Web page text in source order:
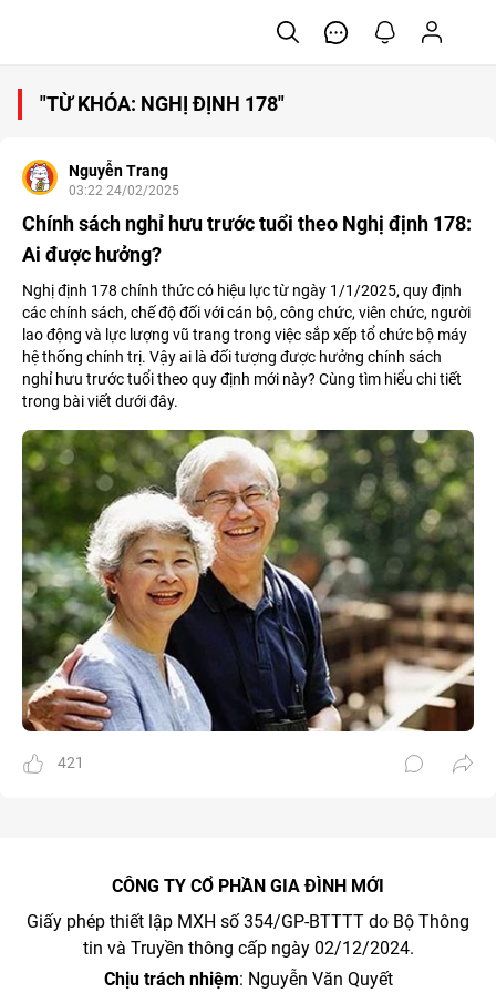
"TỪ KHÓA: NGHỊ ĐỊNH 178"
Nguyễn Trang
03:22 24/02/2025
Chính sách nghỉ hưu trước tuổi theo Nghị định 178:
Ai được hưởng?
Nghị định 178 chính thức có hiệu lực từ ngày 1/1/2025, quy định
các chính sách, chế độ đối với cán bộ, công chức, viên chức, người
lao động và lực lượng vũ trang trong việc sắp xếp tổ chức bộ máy
hệ thống chính trị. Vậy ai là đối tượng được hưởng chính sách
nghỉ hưu trước tuổi theo quy định mới này? Cùng tìm hiểu chi tiết
trong bài viết dưới đây.
421
CÔNG TY CỔ PHẦN GIA ĐÌNH MỚI
Giấy phép thiết lập MXH số 354/GP-BTTTT do Bộ Thông
tin và Truyền thông cấp ngày 02/12/2024.
Chịu trách nhiệm: Nguyễn Văn Quyết